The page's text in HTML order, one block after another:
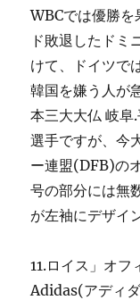
WBCでは優勝
ド敗退したドミ
けて、ドイツで
韓国を嫌う人が
本三大大仏 岐阜
選手ですが、今
ー連盟(DFB)の
号の部分には無
が左袖にデザイ
11.ロイス」オフ
Adidas(アディ